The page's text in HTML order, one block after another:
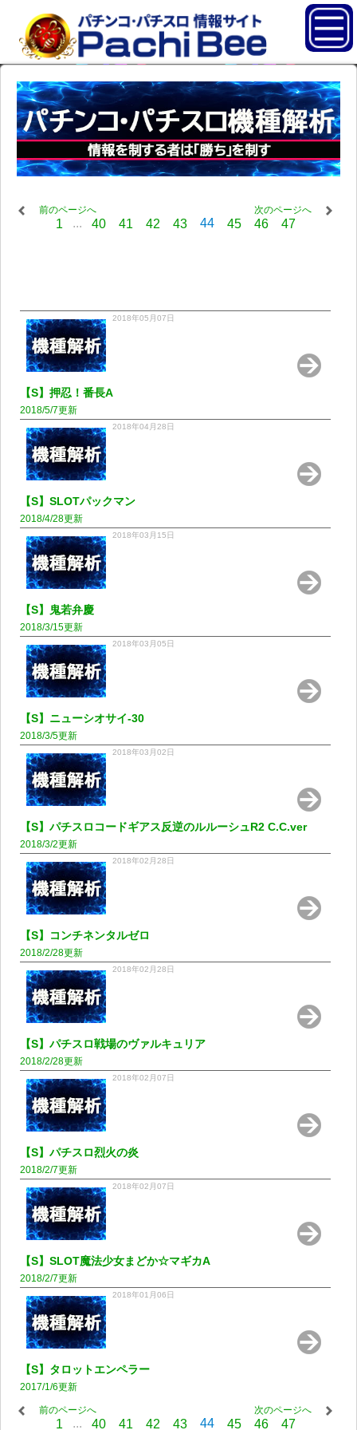
前のページへ
1 ... 40 41 42 43 44 45 46 47
次のページへ
2018年05月07日
【S】押忍！番長A
2018/5/7更新
2018年04月28日
【S】SLOTパックマン
2018/4/28更新
2018年03月15日
【S】鬼若弁慶
2018/3/15更新
2018年03月05日
【S】ニューシオサイ-30
2018/3/5更新
2018年03月02日
【S】パチスロコードギアス反逆のルルーシュR2 C.C.ver
2018/3/2更新
2018年02月28日
【S】コンチネンタルゼロ
2018/2/28更新
2018年02月28日
【S】パチスロ戦場のヴァルキュリア
2018/2/28更新
2018年02月07日
【S】パチスロ烈火の炎
2018/2/7更新
2018年02月07日
【S】SLOT魔法少女まどか☆マギカA
2018/2/7更新
2018年01月06日
【S】タロットエンペラー
2017/1/6更新
前のページへ
1 ... 40 41 42 43 44 45 46 47
次のページへ